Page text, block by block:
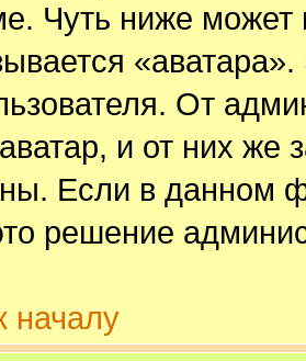
Чуть ниже может
От
и от них же
Если в данном
решение
началу